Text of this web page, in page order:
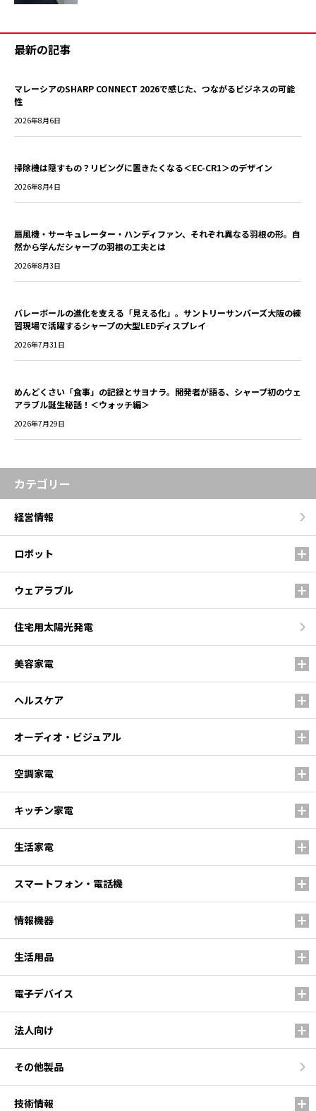
最新の記事
マレーシアのSHARP CONNECT 2026で感じた、つながるビジネスの可能
性
2026年8月6日
掃除機は隠すもの？リビングに置きたくなる＜EC-CR1＞のデザイン
2026年8月4日
扇風機・サーキュレーター・ハンディファン、それぞれ異なる羽根の形。自
然から学んだシャープの羽根の工夫とは
2026年8月3日
バレーボールの進化を支える「見える化」。サントリーサンバーズ大阪の練
習現場で活躍するシャープの大型LEDディスプレイ
2026年7月31日
めんどくさい「食事」の記録とサヨナラ。開発者が語る、シャープ初のウェ
アラブル誕生秘話！＜ウォッチ編＞
2026年7月29日
カテゴリー
経営情報
ロボット
ウェアラブル
住宅用太陽光発電
美容家電
ヘルスケア
オーディオ・ビジュアル
空調家電
キッチン家電
生活家電
スマートフォン・電話機
情報機器
生活用品
電子デバイス
法人向け
その他製品
技術情報